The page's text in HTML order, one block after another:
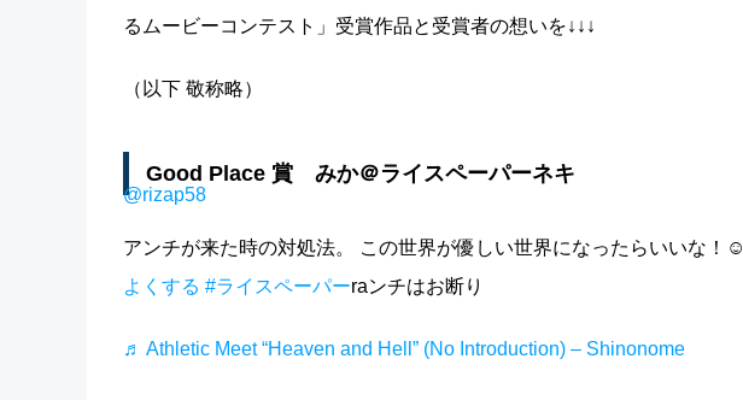
るムービーコンテスト」受賞作品と受賞者の想いを↓↓↓
（以下 敬称略）
Good Place 賞 みか＠ライスペーパーネキ
@rizap58
アンチが来た時の対処法。 この世界が優しい世界になったらいいな！☺️
よくする #ライスペーパーraンチはお断り
♬ Athletic Meet “Heaven and Hell” (No Introduction) – Shinonome